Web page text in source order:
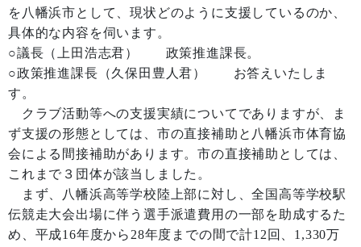
を八幡浜市として、現状どのように支援しているのか、
具体的な内容を伺います。
○議長（上田浩志君） 政策推進課長。
○政策推進課長（久保田豊人君） お答えいたしま
す。
クラブ活動等への支援実績についてでありますが、ま
ず支援の形態としては、市の直接補助と八幡浜市体育協
会による間接補助があります。市の直接補助としては、
これまで３団体が該当しました。
まず、八幡浜高等学校陸上部に対し、全国高等学校駅
伝競走大会出場に伴う選手派遣費用の一部を助成するた
め、平成16年度から28年度までの間で計12回、1,330万